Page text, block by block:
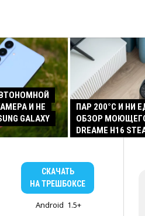
И НЕ
GALAXY
ПАР 200°C И НИ
ОБЗОР
DREAME H16
СКАЧАТЬ
НА ТРЕШБОКСЕ
Android 1.5+